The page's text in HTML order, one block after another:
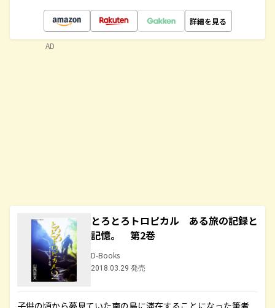
詳細を見る
とろとろトロピカル ある旅の記録と
記憶。 第2巻
D-Books
2018.03.29 発売
子供の頃から夢見ていた南の島に滞在することになった筆者
AD